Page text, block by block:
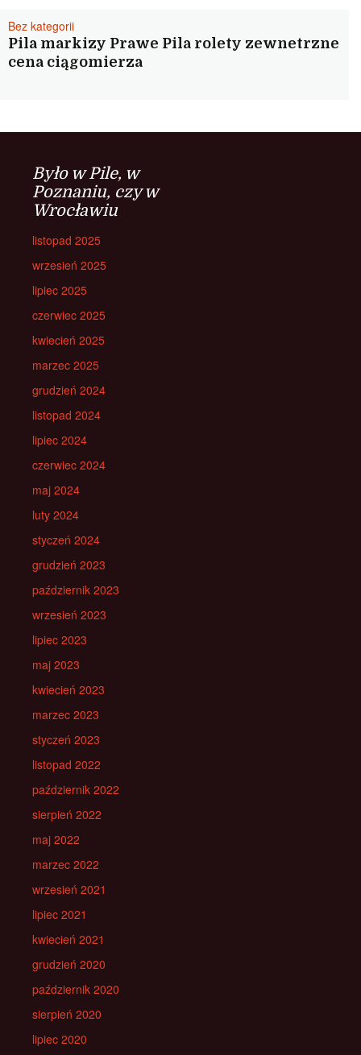
Bez kategorii
Pila markizy Prawe Pila rolety zewnetrzne
cena ciągomierza
Było w Pile, w
Poznaniu, czy w
Wrocławiu
listopad 2025
wrzesień 2025
lipiec 2025
czerwiec 2025
kwiecień 2025
marzec 2025
grudzień 2024
listopad 2024
lipiec 2024
czerwiec 2024
maj 2024
luty 2024
styczeń 2024
grudzień 2023
październik 2023
wrzesień 2023
lipiec 2023
maj 2023
kwiecień 2023
marzec 2023
styczeń 2023
listopad 2022
październik 2022
sierpień 2022
maj 2022
marzec 2022
wrzesień 2021
lipiec 2021
kwiecień 2021
grudzień 2020
październik 2020
sierpień 2020
lipiec 2020